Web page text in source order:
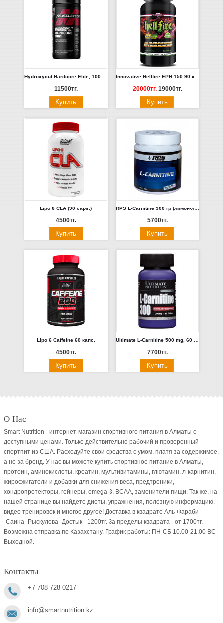
11500тг.
Innovative Hellfire EPH 150 90 капсул
20000тг. 19000тг.
Lipo 6 CLA (90 caps.)
4500тг.
RPS L-Carnitine 300 гр (лимон-лайм, смородина, вишня)
5700тг.
Lipo 6 Caffeine 60 капс.
4500тг. 7700тг.
О Нас
Smart Nutrition - интернет-магазин спортивного питания в Алматы с
доступными ценами. Только действительно рабочий и проверенный
спортпит из США. Расходуйте свои средства с умом, платя за содержимое,
а не за бренд. У нас вы можете купить спортивное питание в Алматы,
протеин, аминокислоты, креатин, мультивитамины, глютамин, л-карнитин,
жиросжигатели и добавки для снижения веса, предтреники,
хондропротекторы, гейнеры, omega-3, BCAA, заменители пищи. Так же, на
нашей странице вы найдете диеты, упражнения, полезную информацию,
видео тренировок и многое другое! Доставка в квадрате Аль-Фараби
-Саина -Рыскулова -Достык - 1200тг. За пределы квадрата - от 1700тг.
Возможна отправка по Казахстану. График работы: ПН-СБ 10.00-21.00 ВC -
Выходной.
Контакты
+7-708-728-0217
info@smartnutrition.kz